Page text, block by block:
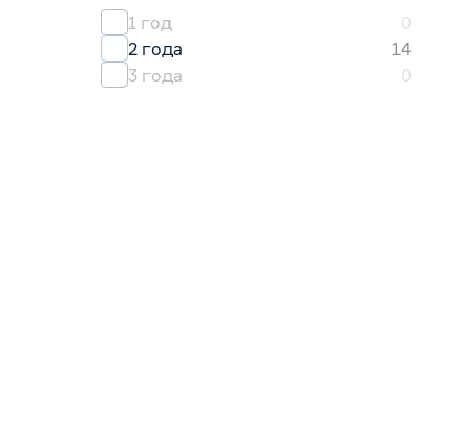
1 год
0
2 года
14
3 года
0